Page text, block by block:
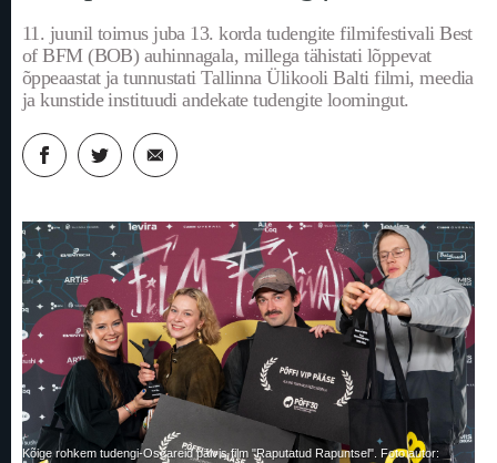
11. juunil toimus juba 13. korda tudengite filmifestivali Best
of BFM (BOB) auhinnagala, millega tähistati lõppevat
õppeaastat ja tunnustati Tallinna Ülikooli Balti filmi, meedia
ja kunstide instituudi andekate tudengite loomingut.
Kõige rohkem tudengi-Oscareid pälvis film "Raputatud Rapuntsel". Foto autor: